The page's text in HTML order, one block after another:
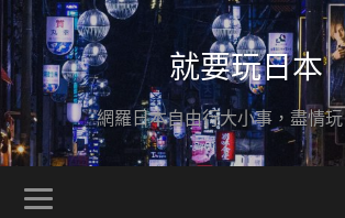
就要玩日本
網羅日本自由行大小事，盡情玩